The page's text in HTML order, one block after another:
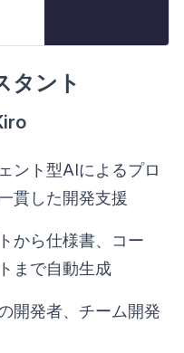
タント
ント型AIによるプロ
貫した開発支援
から仕様書、コー
まで自動生成
開発者、チーム開発